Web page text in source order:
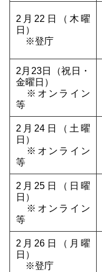
2月22日（木曜
日）
※登庁
2月23日（祝日・
金曜日）
※オンライン
等
2月24日（土曜
日）
※オンライン
等
2月25日（日曜
日）
※オンライン
等
2月26日（月曜
日）
※登庁